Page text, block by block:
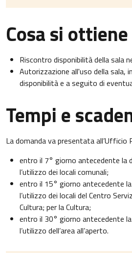
Cosa si ottiene
Riscontro disponibilità della sala
Autorizzazione all'uso della sala,
disponibilità e a seguito di
Tempi e
La domanda va presentata all’Ufficio
entro il 7° giorno antecedente la
l’utilizzo dei locali comunali;
entro il 15° giorno antecedente
l’utilizzo dei locali del Centro
Cultura; per la Cultura;
entro il 30° giorno antecedente
l’utilizzo dell’area all’aperto.